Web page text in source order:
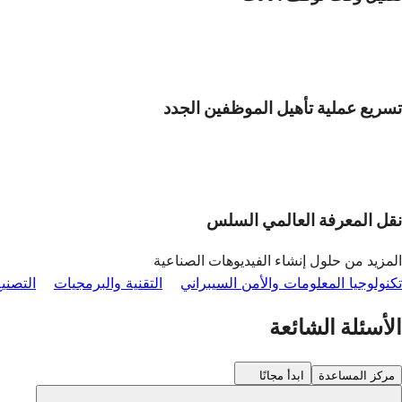
تسريع عملية تأهيل الموظفين الجدد
نقل المعرفة العالمي السلس
المزيد من حلول إنشاء الفيديوهات الصناعية
تكنولوجيا المعلومات والأمن السيبراني التقنية والبرمجيات
الأسئلة الشائعة
مركز المساعدة ابدأ مجانًا